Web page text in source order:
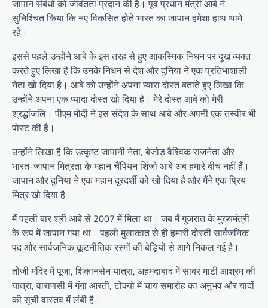
जापान संबंधों को जीवंतता प्रदान की है। पूर्व प्रधान मंत्री आबे ने
सुनिश्चित किया कि नए विकसित होते भारत का जापान हमेशा हाथ थामे
रहे।
इससे पहले उन्‍होंने आबे के इस तरह से हुए आकस्मिक निधन पर दुख व्‍यक्‍त
करते हुए लिखा है कि उनके निधन से देश और दुनिया ने एक प्रतिभाशाली
नेता खो दिया है। आबे को उन्‍होंने अपना प्‍यारा दोस्‍त बताते हुए लिखा कि
उन्‍होंने अपना एक प्‍यादा दोस्‍त खो दिया है। मेरे दोस्‍त आबे को मेरी
श्रद्धांजलि। पीएम मोदी ने इस संदेश के साथ आबे और अपनी एक तस्‍वीर भी
पोस्‍ट की है।
उन्‍होंने लिखा है कि उत्कृष्ट जापानी नेता, बेजोड़ वैश्विक राजनेता और
भारत-जापान मित्रता के महान चैंपियन शिंजो आबे अब हमारे बीच नहीं हैं।
जापान और दुनिया ने एक महान दूरदर्शी को खो दिया है और मैंने एक प्रिय
मित्र खो दिया है।
मैं पहली बार श्री आबे से 2007 में मिला था। जब मैं गुजरात के मुख्‍यमंत्री
के रूप में जापान गया था। पहली मुलाकात से ही हमारी दोस्ती सार्वजनिक
पद और सार्वजनिक कूटनीतिक रस्मों की बेड़ियों से आगे निकल गई है।
तोजी मंदिर में पूजा, शिंकानसेन यात्रा, अहमदाबाद में साबर माटी आश्रम की
यात्रा, वाराणसी में गंगा आरती, टोक्यो में चाय समारोह का अनुभव और यादों
की सूची वास्तव में लंबी है।